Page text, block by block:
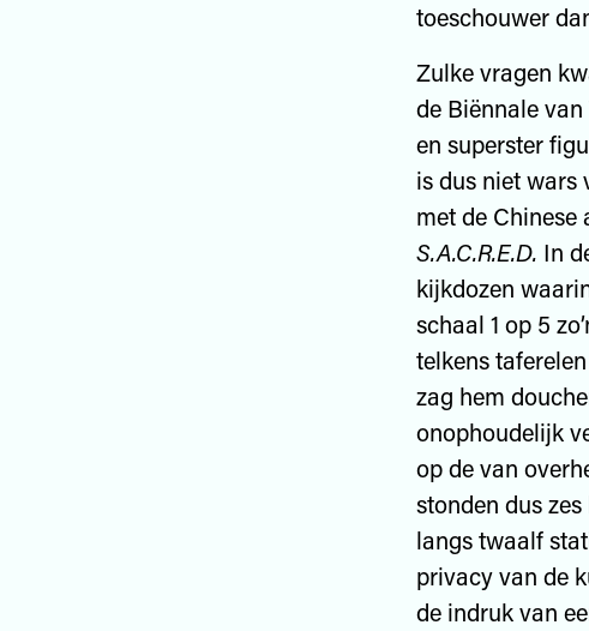
toeschouwer
Zulke vragen
de Biënnale
en superster
is dus niet wars
met de
S.A.C.R.E.D. In
kijkdozen
schaal 1 op 5
telkens
zag hem
onophoudelijk
op de van
stonden dus
langs twaalf
privacy van de
de indruk van